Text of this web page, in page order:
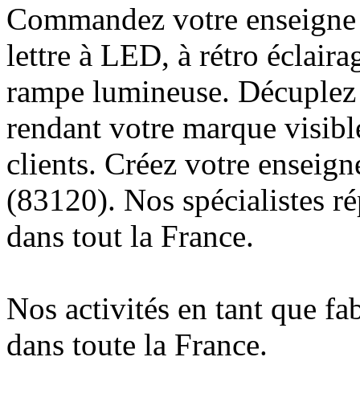
Commandez votre
lettre à LED, à rétro
rampe lumineuse.
rendant votre marque
clients. Créez votre
(83120). Nos spécialistes
dans tout la France.
Nos activités en tant que
dans toute la France.